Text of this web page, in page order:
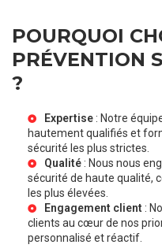
POURQUOI
PRÉVENTION
?
Expertise : Notre
hautement qualifiés et
sécurité les plus strictes.
Qualité : Nous nous
sécurité de haute qualité,
les plus élevées.
Engagement client :
clients au cœur de nos
personnalisé et réactif.